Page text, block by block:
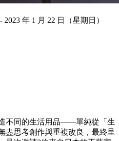
年 1 月 22 日（星期日）
不同的生活用品——單純從「生
盡思考創作與重複改良，最終呈